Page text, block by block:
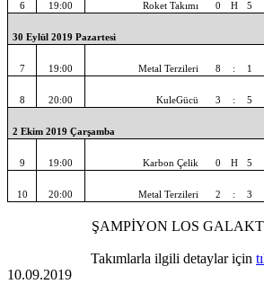
6 19:00 Roket Takımı 0 H 5
30 Eylül 2019 Pazartesi
7 19:00 Metal Terzileri 8 : 1
8 20:00 KuleGücü 3 : 5
2 Ekim 2019 Çarşamba
9 19:00 Karbon Çelik 0 H 5
10 20:00 Metal Terzileri 2 : 3
ŞAMPİYON LOS
Takımlarla ilgili detaylar için
10.09.2019